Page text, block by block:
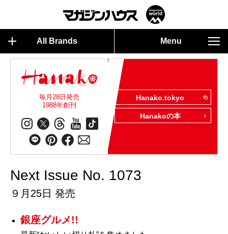
All Brands Menu
毎月28日発売
1988年創刊
Hanako.tokyo
Hanakoの本
Next Issue No. 1073
９月25日 発売
銀座グルメ!!